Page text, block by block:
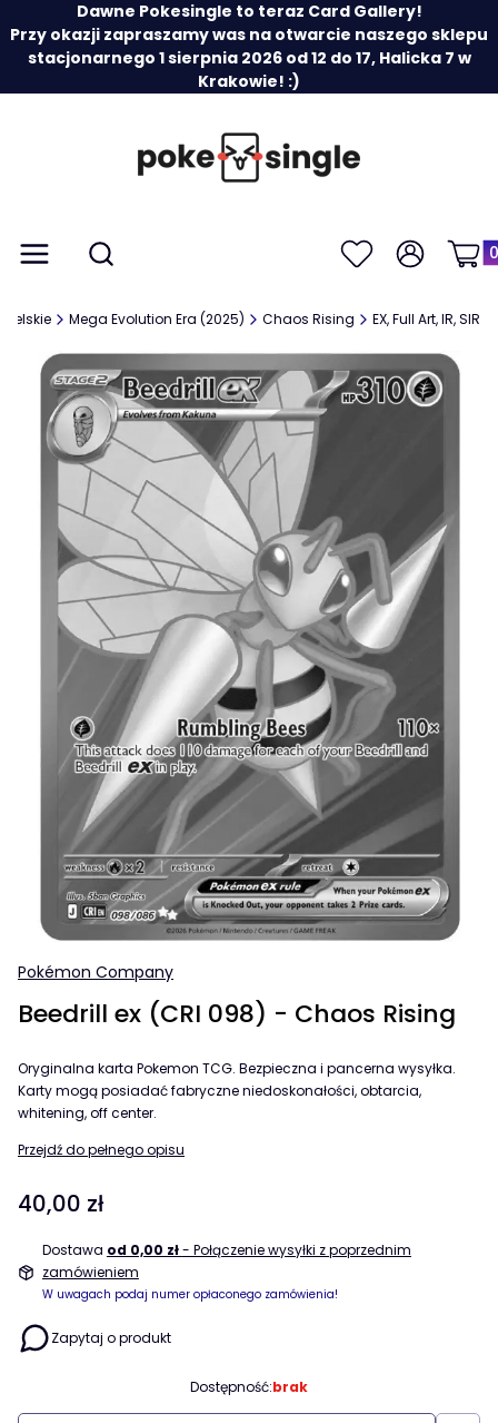
Dawne Pokesingle to teraz Card Gallery!
Przy okazji zapraszamy was na otwarcie naszego sklepu
stacjonarnego 1 sierpnia 2026 od 12 do 17, Halicka 7 w
Krakowie! :)
Menu Otwórz wyszukiwarkę
Szukaj UlubioneZaloguj się
Mega Evolution Era (2025) Chaos Rising EX, Full Art, IR, SIR
Pokémon Company
Beedrill ex (CRI 098) - Chaos Rising
Oryginalna karta Pokemon TCG. Bezpieczna i pancerna wysyłka.
Karty mogą posiadać fabryczne niedoskonałości, obtarcia,
whitening, off center.
Przejdź do pełnego opisu
Cena
40,00 zł
Dostawa od 0,00 zł- Połączenie wysyłki z poprzednim
zamówieniem
W uwagach podaj numer opłaconego zamówienia!
Zapytaj o produkt
Dostępność:brak